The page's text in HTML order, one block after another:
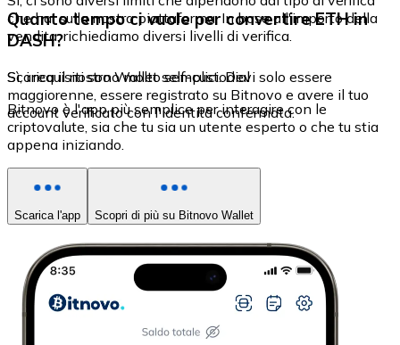
che hai sulla nostra piattaforma. In base all'importo della
vendita, richiediamo diversi livelli di verifica.
Quanto tempo ci vuole per convertire ETH in
DASH?
Sì, i requisiti sono molto semplici. Devi solo essere
maggiorenne, essere registrato su Bitnovo e avere il tuo
account verificato con l'identità confermata.
Scarica il nostro Wallet self-custodial
Bitnovo è l'app più semplice per interagire con le
criptovalute, sia che tu sia un utente esperto o che tu stia
appena iniziando.
Scarica l'app Scopri di più su Bitnovo Wallet